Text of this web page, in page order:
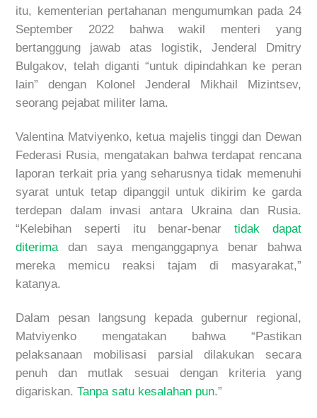
itu, kementerian pertahanan mengumumkan pada 24
September 2022 bahwa wakil menteri yang
bertanggung jawab atas logistik, Jenderal Dmitry
Bulgakov, telah diganti “untuk dipindahkan ke peran
lain” dengan Kolonel Jenderal Mikhail Mizintsev,
seorang pejabat militer lama.
Valentina Matviyenko, ketua majelis tinggi dan Dewan
Federasi Rusia, mengatakan bahwa terdapat rencana
laporan terkait pria yang seharusnya tidak memenuhi
syarat untuk tetap dipanggil untuk dikirim ke garda
terdepan dalam invasi antara Ukraina dan Rusia.
“Kelebihan seperti itu benar-benar tidak dapat
diterimadan saya menganggapnya benar bahwa
mereka memicu reaksi tajam di masyarakat,”
katanya.
Dalam pesan langsung kepada gubernur regional,
Matviyenko mengatakan bahwa “Pastikan
pelaksanaan mobilisasi parsial dilakukan secara
penuh dan mutlak sesuai dengan kriteria yang
digariskan.Tanpa satu kesalahan pun.”